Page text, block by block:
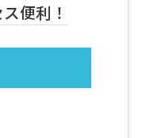
便利！